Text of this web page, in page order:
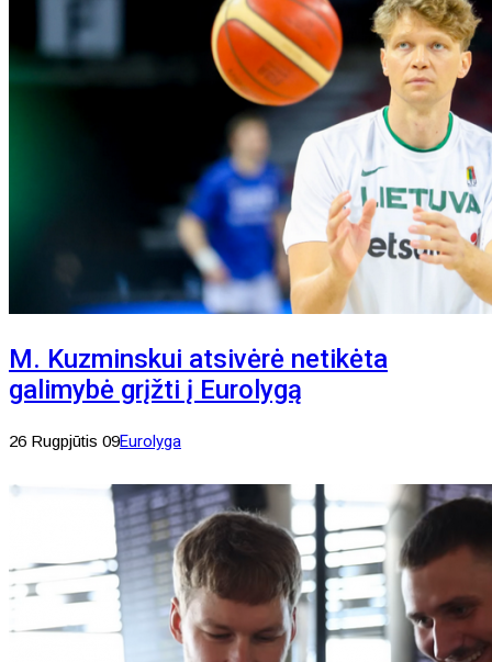
M. Kuzminskui atsivėrė netikėta
galimybė grįžti į Eurolygą
26 Rugpjūtis 09Eurolyga